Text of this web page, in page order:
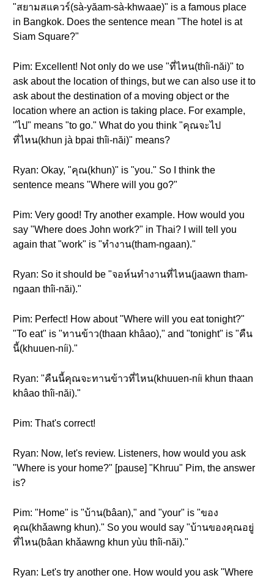
"สยามสแควร์(sà-yăam-sà-khwaae)" is a famous place
in Bangkok. Does the sentence mean "The hotel is at
Siam Square?"
Pim: Excellent! Not only do we use "ที่ไหน(thîi-năi)" to
ask about the location of things, but we can also use it to
ask about the destination of a moving object or the
location where an action is taking place. For example,
"ไป" means "to go." What do you think "คุณจะไป
ที่ไหน(khun jà bpai thîi-năi)" means?
Ryan: Okay, "คุณ(khun)" is "you." So I think the
sentence means "Where will you go?"
Pim: Very good! Try another example. How would you
say "Where does John work?" in Thai? I will tell you
again that "work" is "ทำงาน(tham-ngaan)."
Ryan: So it should be "จอห์นทำงานที่ไหน(jaawn tham-
ngaan thîi-năi)."
Pim: Perfect! How about "Where will you eat tonight?"
"To eat" is "ทานข้าว(thaan khâao)," and "tonight" is "คืน
นี้(khuuen-níi)."
Ryan: "คืนนี้คุณจะทานข้าวที่ไหน(khuuen-níi khun thaan
khâao thîi-năi)."
Pim: That's correct!
Ryan: Now, let's review. Listeners, how would you ask
"Where is your home?" [pause] "Khruu" Pim, the answer
is?
Pim: "Home" is "บ้าน(bâan)," and "your" is "ของ
คุณ(khǎawng khun)." So you would say "บ้านของคุณอยู่
ที่ไหน(bâan khǎawng khun yùu thîi-năi)."
Ryan: Let's try another one. How would you ask "Where